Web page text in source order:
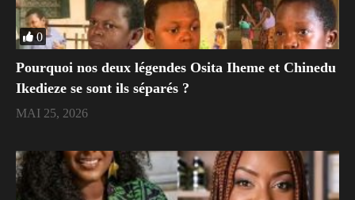
0
Pourquoi nos deux légendes Osita Iheme et Chinedu
Ikedieze se sont ils séparés ?
MAI 25, 2026